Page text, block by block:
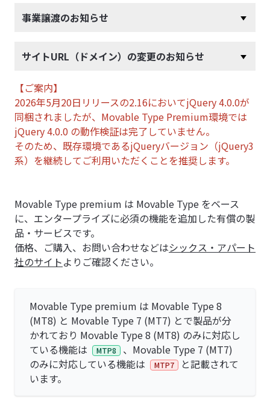
事業譲渡のお知らせ
サイトURL（ドメイン）の変更のお知らせ
【ご案内】
2026年5月20日リリースの2.16においてjQuery 4.0.0が
同梱されましたが、Movable Type Premium環境では
jQuery 4.0.0 の動作検証は完了していません。
そのため、既存環境であるjQueryバージョン（jQuery3
系）を継続してご利用いただくことを推奨します。
Movable Type premium は Movable Type をベース
に、エンタープライズに必須の機能を追加した有償の製
品・サービスです。
価格、ご購入、お問い合わせなどはシックス・アパート
社のサイトよりご確認ください。
Movable Type premium は Movable Type 8
(MT8) と Movable Type 7 (MT7) とで製品が分
かれており Movable Type 8 (MT8) のみに対応し
ている機能は
MTP8
、Movable Type 7 (MT7)
のみに対応している機能は
MTP7
と記載されて
います。